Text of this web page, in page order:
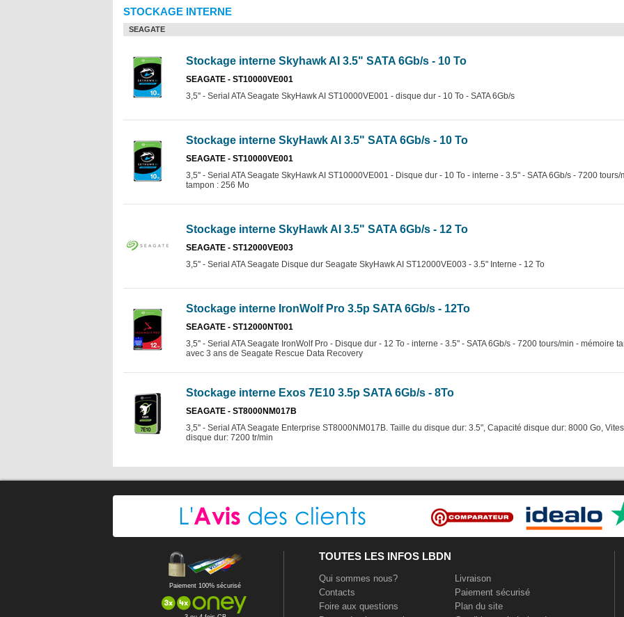
STOCKAGE INTERNE
SEAGATE
Stockage interne Skyhawk AI 3.5" SATA 6Gb/s - 10 To
SEAGATE - ST10000VE001
3,5'' - Serial ATA Seagate SkyHawk AI ST10000VE001 - disque dur - 10 To - SATA 6Gb/s
Stockage interne SkyHawk AI 3.5" SATA 6Gb/s - 10 To
SEAGATE - ST10000VE001
3,5'' - Serial ATA Seagate SkyHawk AI ST10000VE001 - Disque dur - 10 To - interne - 3.5" - SATA 6Gb/s - 7200
tampon : 256 Mo
Stockage interne SkyHawk AI 3.5" SATA 6Gb/s - 12 To
SEAGATE - ST12000VE003
3,5'' - Serial ATA Seagate Disque dur Seagate SkyHawk AI ST12000VE003 - 3.5" Interne - 12 To
Stockage interne IronWolf Pro 3.5p SATA 6Gb/s - 12To
SEAGATE - ST12000NT001
3,5'' - Serial ATA Seagate IronWolf Pro - Disque dur - 12 To - interne - 3.5" - SATA 6Gb/s - 7200 tours/min - mémoire
avec 3 ans de Seagate Rescue Data Recovery
Stockage interne Exos 7E10 3.5p SATA 6Gb/s - 8To
SEAGATE - ST8000NM017B
3,5'' - Serial ATA Seagate Enterprise ST8000NM017B. Taille du disque dur: 3.5", Capacité disque dur: 8000 Go,
disque dur: 7200 tr/min
Paiement 100% sécurisé
TOUTES LES INFOS LBDN
Qui sommes nous?
Contacts
Foire aux questions
Livraison
Paiement sécurisé
Plan du site